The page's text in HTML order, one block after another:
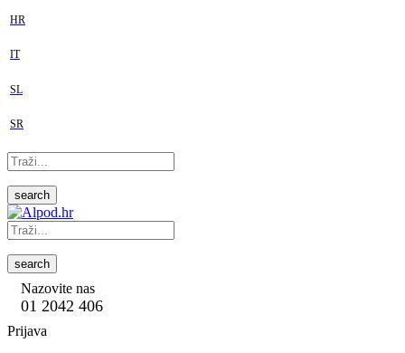
HR
IT
SL
SR
search
search
Nazovite nas
01 2042 406
Prijava